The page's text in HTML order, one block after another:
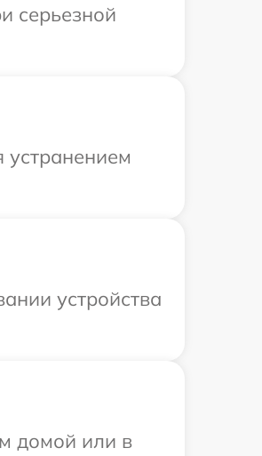
серьезной
устранением
устройства
домой или в